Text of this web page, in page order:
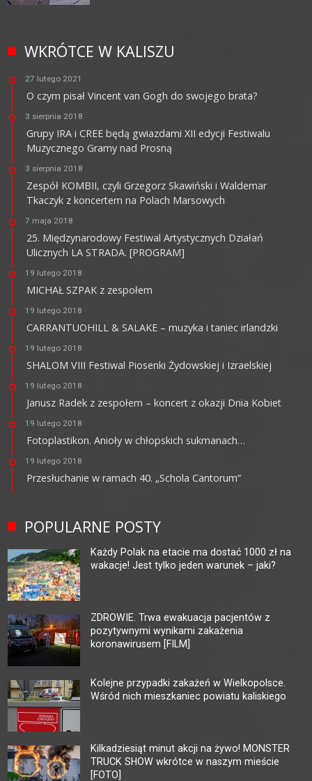
WKRÓTCE W KALISZU
27 lutego 2021
O czym pisał Vincent van Gogh do swojego brata?
3 sierpnia 2018
Grupy IRA i CREE będą gwiazdami XII edycji Festiwalu
Muzycznego Gramy nad Prosną
3 sierpnia 2018
Zespół KOMBII, czyli Grzegorz Skawiński i Waldemar
Tkaczyk z koncertem na Polach Marsowych
7 maja 2018
25. Międzynarodowy Festiwal Artystycznych Działań
Ulicznych LA STRADA. [PROGRAM]
19 lutego 2018
MICHAŁ SZPAK z zespołem
19 lutego 2018
CARRANTUOHILL & SALAKE – muzyka i taniec irlandzki
19 lutego 2018
SHALOM VIII Festiwal Piosenki Żydowskiej i Izraelskiej
19 lutego 2018
Janusz Radek z zespołem – koncert z okazji Dnia Kobiet
19 lutego 2018
Fotoplastikon. Anioły w chłopskich sukmanach…
19 lutego 2018
Przesłuchanie w ramach 40. „Schola Cantorum”
POPULARNE POSTY
Każdy Polak na etacie ma dostać 1000 zł na
wakacje! Jest tylko jeden warunek – jaki?
ZDROWIE. Trwa ewakuacja pacjentów z
pozytywnymi wynikami zakażenia
koronawirusem [FILM]
Kolejne przypadki zakażeń w Wielkopolsce.
Wśród nich mieszkaniec powiatu kaliskiego
Kilkadziesiąt minut akcji na żywo! MONSTER
TRUCK SHOW wkrótce w naszym mieście
[FOTO]